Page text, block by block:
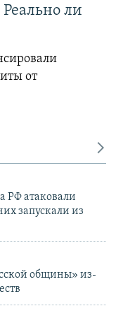
ли
от
РФ атаковали
запускали из
общины» из-